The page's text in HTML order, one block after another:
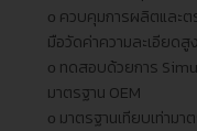
ᴏ ควบคุมการผลิตและ
มือวัดค่าความละเอียด
ᴏ ทดสอบด้วยการ
มาตรฐาน OEM
ᴏ มาตรฐานเทียบเท่าม